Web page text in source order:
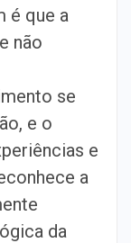
é que a
não
se
e o
e
a
da